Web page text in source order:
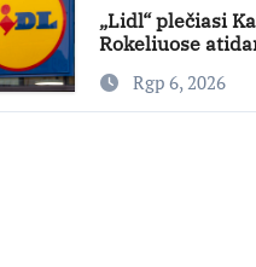
„Lidl“ plečiasi
Rokeliuose
miesteRgp 6, 2026